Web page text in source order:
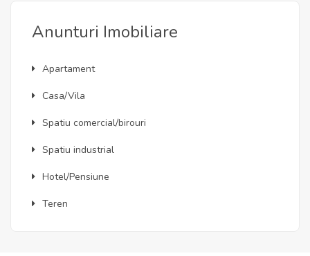
Anunturi Imobiliare
Apartament
Casa/Vila
Spatiu comercial/birouri
Spatiu industrial
Hotel/Pensiune
Teren